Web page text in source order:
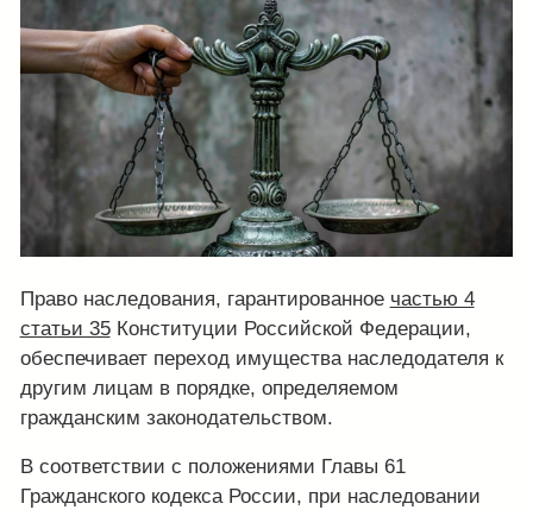
Право наследования, гарантированное частью 4
статьи 35Конституции Российской Федерации,
обеспечивает переход имущества наследодателя к
другим лицам в порядке, определяемом
гражданским законодательством.
В соответствии с положениями Главы 61
Гражданского кодекса России, при наследовании